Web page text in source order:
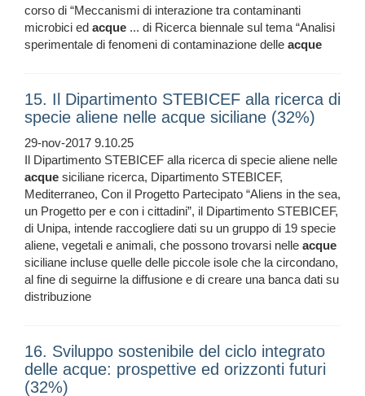
corso di “Meccanismi di interazione tra contaminanti
microbici ed acque ... di Ricerca biennale sul tema “Analisi
sperimentale di fenomeni di contaminazione delle acque
15. Il Dipartimento STEBICEF alla ricerca di
specie aliene nelle acque siciliane (32%)
29-nov-2017 9.10.25
Il Dipartimento STEBICEF alla ricerca di specie aliene nelle
acque siciliane ricerca, Dipartimento STEBICEF,
Mediterraneo, Con il Progetto Partecipato “Aliens in the sea,
un Progetto per e con i cittadini”, il Dipartimento STEBICEF,
di Unipa, intende raccogliere dati su un gruppo di 19 specie
aliene, vegetali e animali, che possono trovarsi nelle acque
siciliane incluse quelle delle piccole isole che la circondano,
al fine di seguirne la diffusione e di creare una banca dati su
distribuzione
16. Sviluppo sostenibile del ciclo integrato
delle acque: prospettive ed orizzonti futuri
(32%)